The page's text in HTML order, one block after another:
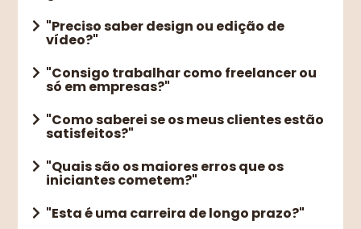
"Preciso saber design ou edição de
vídeo?"
"Consigo trabalhar como freelancer ou
só em empresas?"
"Como saberei se os meus clientes estão
satisfeitos?"
"Quais são os maiores erros que os
iniciantes cometem?"
"Esta é uma carreira de longo prazo?"